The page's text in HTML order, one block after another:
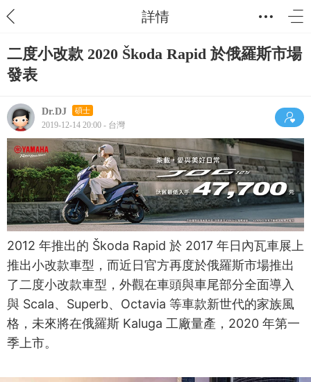
詳情
二度小改款 2020 Škoda Rapid 於俄羅斯市場
發表
Dr.DJ 碩士
2019-12-14 20:00 - 台灣
2012 年推出的 Škoda Rapid 於 2017 年日內瓦車展上
推出小改款車型，而近日官方再度於俄羅斯市場推出
了二度小改款車型，外觀在車頭與車尾部分全面導入
與 Scala、Superb、Octavia 等車款新世代的家族風
格，未來將在俄羅斯 Kaluga 工廠量產，2020 年第一
季上市。